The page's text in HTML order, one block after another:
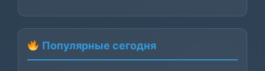
Популярные сегодня